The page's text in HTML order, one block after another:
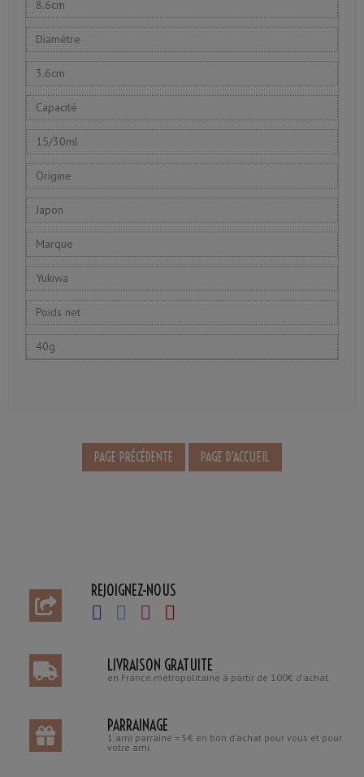
8.6cm
Diamètre
3.6cm
Capacité
15/30ml
Origine
Japon
Marque
Yukiwa
Poids net
40g
REJOIGNEZ-NOUS
LIVRAISON GRATUITE
en France métropolitaine à partir de 100€ d'achat.
PARRAINAGE
1 ami parrainé = 5€ en bon d'achat pour vous et pour
votre ami.